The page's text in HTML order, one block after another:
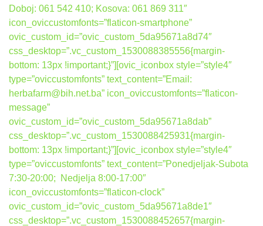
Doboj: 061 542 410; Kosova: 061 869 311″
icon_oviccustomfonts=”flaticon-smartphone”
ovic_custom_id=”ovic_custom_5da95671a8d74″
css_desktop=”.vc_custom_1530088385556{margin-
bottom: 13px !important;}”][ovic_iconbox style=”style4″
type=”oviccustomfonts” text_content=”Email:
herbafarm@bih.net.ba” icon_oviccustomfonts=”flaticon-
message”
ovic_custom_id=”ovic_custom_5da95671a8dab”
css_desktop=”.vc_custom_1530088425931{margin-
bottom: 13px !important;}”][ovic_iconbox style=”style4″
type=”oviccustomfonts” text_content=”Ponedjeljak-Subota
7:30-20:00; Nedjelja 8:00-17:00″
icon_oviccustomfonts=”flaticon-clock”
ovic_custom_id=”ovic_custom_5da95671a8de1″
css_desktop=”.vc_custom_1530088452657{margin-